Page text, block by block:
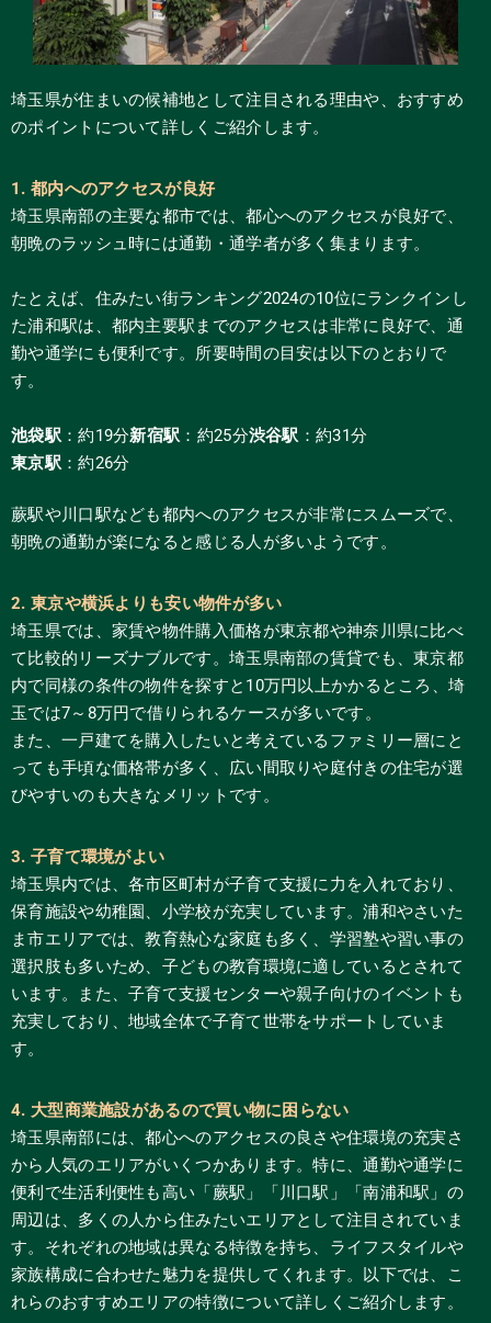
埼玉県が住まいの候補地として注目される理由や、おすすめ
のポイントについて詳しくご紹介します。
1. 都内へのアクセスが良好
埼玉県南部の主要な都市では、都心へのアクセスが良好で、
朝晩のラッシュ時には通勤・通学者が多く集まります。
たとえば、住みたい街ランキング2024の10位にランクインし
た浦和駅は、都内主要駅までのアクセスは非常に良好で、通
勤や通学にも便利です。所要時間の目安は以下のとおりで
す。
池袋駅：約19分新宿駅 ：約25分渋谷駅 ：約31分
東京駅：約26分
蕨駅や川口駅なども都内へのアクセスが非常にスムーズで、
朝晩の通勤が楽になると感じる人が多いようです。
2. 東京や横浜よりも安い物件が多い
埼玉県では、家賃や物件購入価格が東京都や神奈川県に比べ
て比較的リーズナブルです。埼玉県南部の賃貸でも、東京都
内で同様の条件の物件を探すと10万円以上かかるところ、埼
玉では7～8万円で借りられるケースが多いです。
また、一戸建てを購入したいと考えているファミリー層にと
っても手頃な価格帯が多く、広い間取りや庭付きの住宅が選
びやすいのも大きなメリットです。
3. 子育て環境がよい
埼玉県内では、各市区町村が子育て支援に力を入れており、
保育施設や幼稚園、小学校が充実しています。浦和やさいた
ま市エリアでは、教育熱心な家庭も多く、学習塾や習い事の
選択肢も多いため、子どもの教育環境に適しているとされて
います。また、子育て支援センターや親子向けのイベントも
充実しており、地域全体で子育て世帯をサポートしていま
す。
4. 大型商業施設があるので買い物に困らない
埼玉県南部には、都心へのアクセスの良さや住環境の充実さ
から人気のエリアがいくつかあります。特に、通勤や通学に
便利で生活利便性も高い「蕨駅」「川口駅」「南浦和駅」の
周辺は、多くの人から住みたいエリアとして注目されていま
す。それぞれの地域は異なる特徴を持ち、ライフスタイルや
家族構成に合わせた魅力を提供してくれます。以下では、こ
れらのおすすめエリアの特徴について詳しくご紹介します。